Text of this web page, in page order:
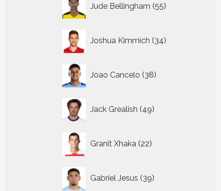
Jude Bellingham 55
producten
Joshua Kimmich 34
producten
Joao Cancelo 38
producten
Jack Grealish 49
producten
Granit Xhaka 22
producten
Gabriel Jesus 39
producten